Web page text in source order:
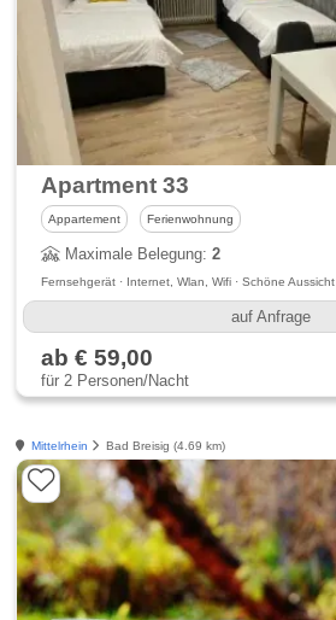
Apartment 33
Appartement Ferienwohnung
Maximale Belegung:2
Fernsehgerät · Internet, Wlan, Wifi · Schöne Aussicht
auf Anfrage
ab € 59,00
für 2 Personen/Nacht
Mittelrhein Bad Breisig (4.69 km)